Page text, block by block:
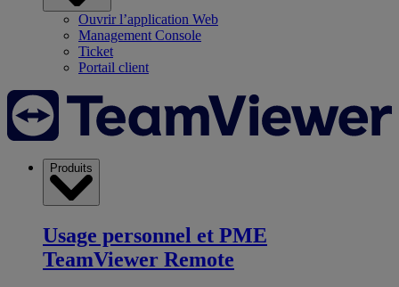
Ouvrir l’application Web
Management Console
Ticket
Portail client
Produits
Usage personnel et PME
TeamViewer Remote